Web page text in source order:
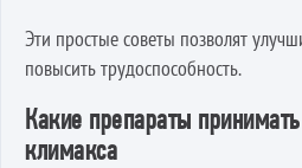
Эти простые советы позволят
повысить трудоспособность.
Какие препараты
климакса